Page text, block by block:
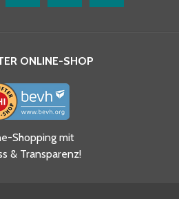
die
gelesen
diese.
ONLINE-SHOP
Shopping mit
& Transparenz!